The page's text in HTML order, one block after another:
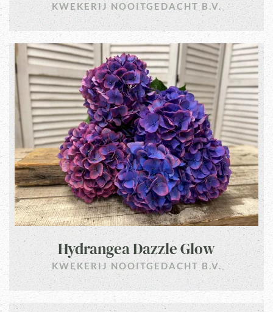
KWEKERIJ NOOITGEDACHT B.V.
Hydrangea Dazzle Glow
KWEKERIJ NOOITGEDACHT B.V.